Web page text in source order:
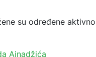
su određene
Ajnadžića